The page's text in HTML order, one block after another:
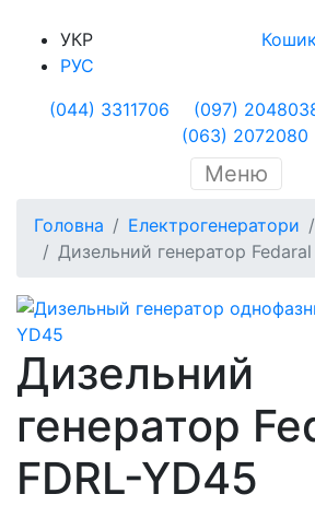
УКР
РУС
Кошик
(044) 3311706 (097)
(063) 2072080
Меню
Головна Електрогенератори
Дизельний генератор
Дизельний
генератор
FDRL-YD45